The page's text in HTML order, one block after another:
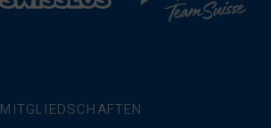
MITGLIEDSCHAFTEN